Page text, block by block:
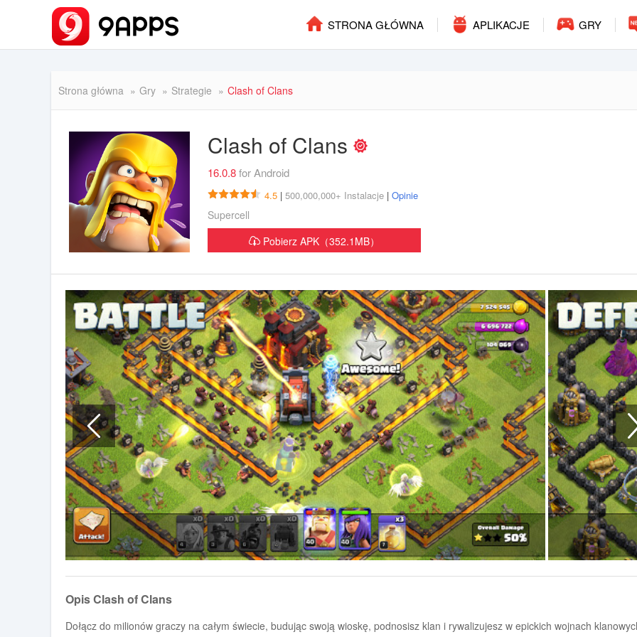
STRONA GŁÓWNA APLIKACJE GRY
Strona główna Gry Strategie Clash of Clans
Clash of Clans
16.0.8for Android
4.5 | 500,000,000+ Instalacje | Opinie
Supercell
Pobierz APK（352.1MB）
Opis Clash of Clans
Dołącz do milionów graczy na całym świecie, budując swoją wioskę, podnosisz klan i rywalizujesz w epickich wojnach